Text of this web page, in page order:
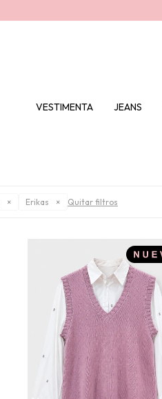
VESTIMENTA JEANS
Erikas Quitar filtros